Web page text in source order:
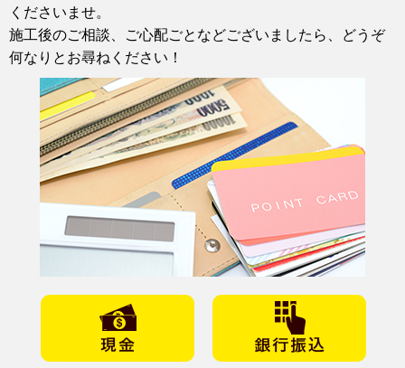
くださいませ。
施工後のご相談、ご心配ごとなどございましたら、どうぞ
何なりとお尋ねください！